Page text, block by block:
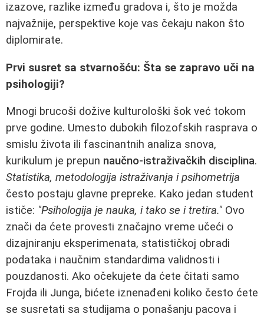
izazove, razlike između gradova i, što je možda
najvažnije, perspektive koje vas čekaju nakon što
diplomirate.
Prvi susret sa stvarnošću: Šta se zapravo uči na
psihologiji?
Mnogi brucoši dožive kulturološki šok već tokom
prve godine. Umesto dubokih filozofskih rasprava o
smislu života ili fascinantnih analiza snova,
kurikulum je prepun naučno-istraživačkih disciplina.
Statistika, metodologija istraživanja i psihometrija
često postaju glavne prepreke. Kako jedan student
ističe: "Psihologija je nauka, i tako se i tretira." Ovo
znači da ćete provesti značajno vreme učeći o
dizajniranju eksperimenata, statističkoj obradi
podataka i naučnim standardima validnosti i
pouzdanosti. Ako očekujete da ćete čitati samo
Frojda ili Junga, bićete iznenađeni koliko često ćete
se susretati sa studijama o ponašanju pacova i